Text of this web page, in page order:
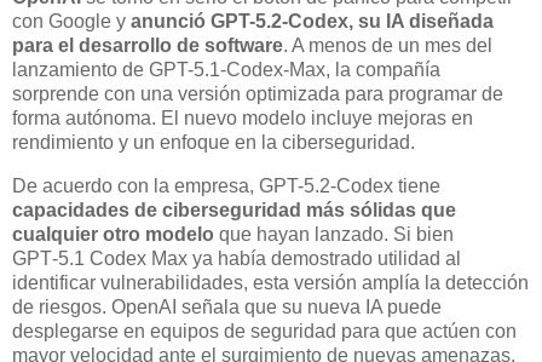
con Google y anunció GPT-5.2-Codex, su IA diseñada
para el desarrollo de software. A menos de un mes del
lanzamiento de GPT-5.1-Codex-Max, la compañía
sorprende con una versión optimizada para programar de
forma autónoma. El nuevo modelo incluye mejoras en
rendimiento y un enfoque en la ciberseguridad.
De acuerdo con la empresa, GPT-5.2-Codex tiene
capacidades de ciberseguridad más sólidas que
cualquier otro modelo que hayan lanzado. Si bien
GPT‑5.1 Codex Max ya había demostrado utilidad al
identificar vulnerabilidades, esta versión amplía la detección
de riesgos. OpenAI señala que su nueva IA puede
desplegarse en equipos de seguridad para que actúen con
mayor velocidad ante el surgimiento de nuevas amenazas.